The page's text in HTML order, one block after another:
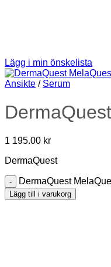
Lägg i min önskelista
Ansikte / Serum
1 195.00 kr
DermaQuest
DermaQuest
Lägg till i varukorg